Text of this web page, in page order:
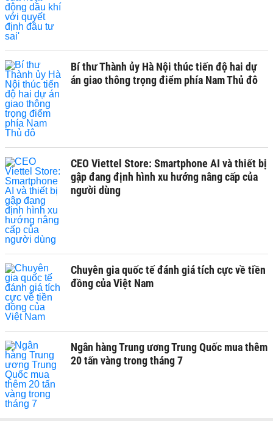
Bí thư Thành ủy Hà Nội thúc tiến độ hai dự
án giao thông trọng điểm phía Nam Thủ đô
CEO Viettel Store: Smartphone AI và thiết bị
gập đang định hình xu hướng nâng cấp của
người dùng
Chuyên gia quốc tế đánh giá tích cực về tiền
đồng của Việt Nam
Ngân hàng Trung ương Trung Quốc mua thêm
20 tấn vàng trong tháng 7